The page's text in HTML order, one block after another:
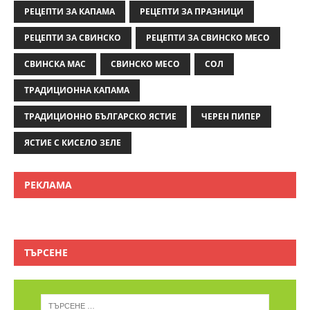
РЕЦЕПТИ ЗА КАПАМА РЕЦЕПТИ ЗА ПРАЗНИЦИ
РЕЦЕПТИ ЗА СВИНСКО РЕЦЕПТИ ЗА СВИНСКО МЕСО
СВИНСКА МАС СВИНСКО МЕСО СОЛ
ТРАДИЦИОННА КАПАМА
ТРАДИЦИОННО БЪЛГАРСКО ЯСТИЕ ЧЕРЕН ПИПЕР
ЯСТИЕ С КИСЕЛО ЗЕЛЕ
РЕКЛАМА
ТЪРСЕНЕ